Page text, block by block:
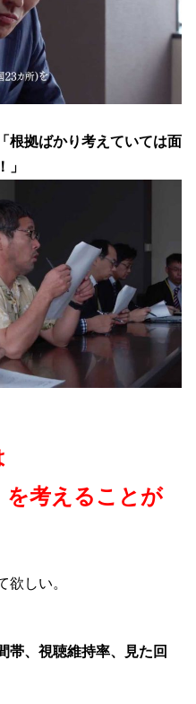
「根拠ばかり考えていては面
」
を考えることが
欲しい。
帯、視聴維持率、見た回